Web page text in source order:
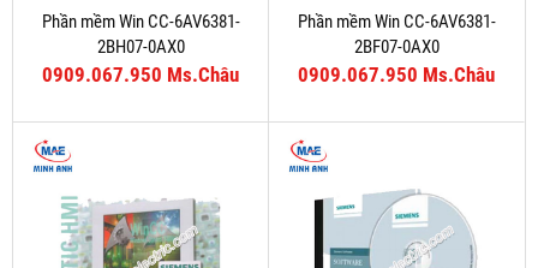
Phần mềm Win CC-6AV6381-
2BH07-0AX0
0909.067.950 Ms.Châu
Phần mềm Win CC-6AV6381-
2BF07-0AX0
0909.067.950 Ms.Châu